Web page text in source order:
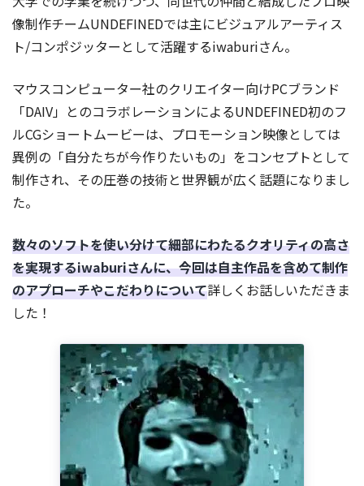
像制作チームUNDEFINEDでは主にビジュアルアーティス
ト/コンポジッターとして活躍するiwaburiさん。
マウスコンピューター社のクリエイター向けPCブランド
「DAIV」とのコラボレーションによるUNDEFINED初のフ
ルCGショートムービーは、プロモーション映像としては
異例の「自分たちが今作りたいもの」をコンセプトとして
制作され、その圧巻の技術と世界観が広く話題になりまし
た。
数々のソフトを使い分けて細部にわたるクオリティの高さ
を実現するiwaburiさんに、今回は自主作品を含めて制作
のアプローチやこだわりについて詳しくお話しいただきま
した！